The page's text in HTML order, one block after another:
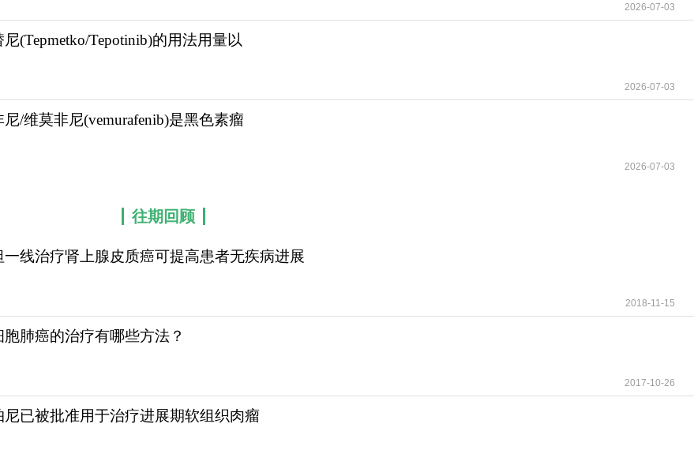
同时遏制肿瘤新生血管生成，精准控制病灶进展。
药兼容性。临床研究数据表明，单药使用BRAF抑制剂易引发旁路激活耐药，而达拉非尼与MEK抑制剂
抗癌效应，不仅能显著提升抗肿瘤有效率，还能将耐药发生时间大幅延后，这也是该双靶组合成为临
临床试验佐证，达拉非尼适应症不断拓展，实现多实体瘤全覆盖，适配人群极为广泛。其获批适应症
瘤、III期黑色素瘤术后辅助治疗；BRAF V600突变阳性的转移性非小细胞肺癌；BRAF V600突变阳性
细胞白血病等罕见BRAF突变肿瘤的临床研究中，达拉非尼也展现出良好的抗肿瘤活性，为罕见癌种患
顾问:4006-130-650或扫码添加下方微信,我们将竭诚为您服务!
bxyw/dlfn/
2026-07-03
(Tepmetko/Tepotinib)的用法用量以
2026-07-03
尼/维莫非尼(vemurafenib)是黑色素瘤
2026-07-03
往期回顾
一线治疗肾上腺皮质癌可提高患者无疾病进展
2018-11-15
胞肺癌的治疗有哪些方法？
2017-10-26
尼已被批准用于治疗进展期软组织肉瘤